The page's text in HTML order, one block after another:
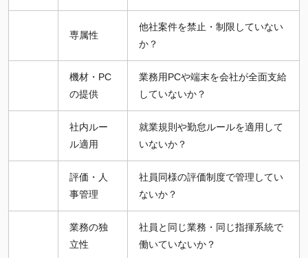
専属性
他社案件を禁止・制限していない
か？
機材・PC
の提供
業務用PCや端末を会社が全面支給
していないか？
社内ルー
ル適用
就業規則や勤怠ルールを適用して
いないか？
評価・人
事管理
社員同様の評価制度で管理してい
ないか？
業務の独
立性
社員と同じ業務・同じ指揮系統で
働いていないか？